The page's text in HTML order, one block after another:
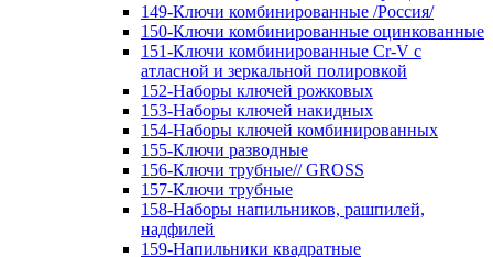
149-Ключи комбинированные /Россия/
150-Ключи комбинированные оцинкованные
151-Ключи комбинированные Cr-V с
атласной и зеркальной полировкой
152-Наборы ключей рожковых
153-Наборы ключей накидных
154-Наборы ключей комбинированных
155-Ключи разводные
156-Ключи трубные// GROSS
157-Ключи трубные
158-Наборы напильников, рашпилей,
надфилей
159-Напильники квадратные